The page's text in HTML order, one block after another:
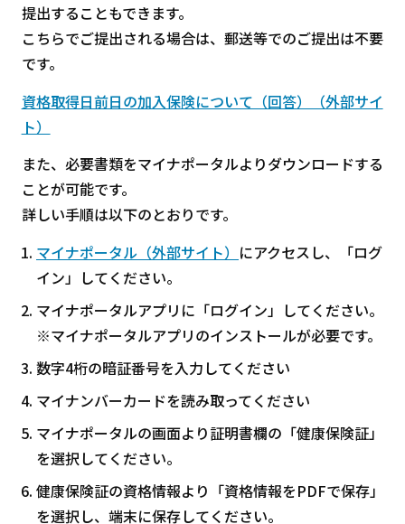
提出することもできます。
こちらでご提出される場合は、郵送等でのご提出は不要
です。
資格取得日前日の加入保険について（回答）（外部サイ
ト）
また、必要書類をマイナポータルよりダウンロードする
ことが可能です。
詳しい手順は以下のとおりです。
マイナポータル（外部サイト） にアクセスし、「ログ
イン」してください。
マイナポータルアプリに「ログイン」してください。
※マイナポータルアプリのインストールが必要です。
数字4桁の暗証番号を入力してください
マイナンバーカードを読み取ってください
マイナポータルの画面より証明書欄の「健康保険証」
を選択してください。
健康保険証の資格情報より「資格情報をPDFで保存」
を選択し、端末に保存してください。